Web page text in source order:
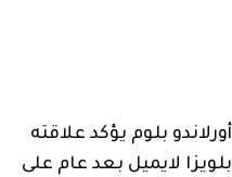
أورلاندو بلوم يؤكد علاقته
بلويزا لايميل بعد عام على